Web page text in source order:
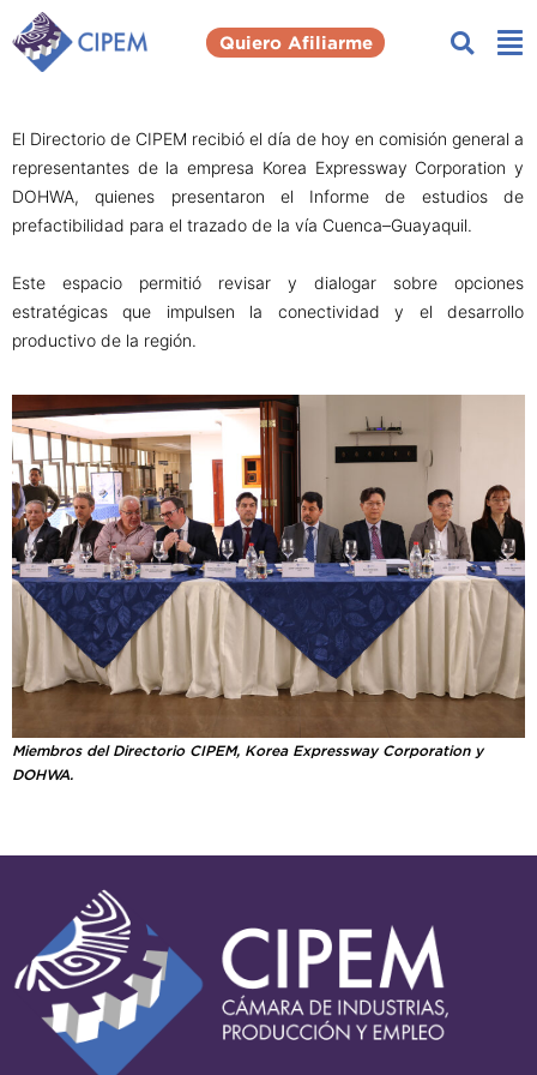
Quiero Afiliarme
El Directorio de CIPEM recibió el día de hoy en comisión general a
representantes de la empresa Korea Expressway Corporation y
DOHWA, quienes presentaron el Informe de estudios de
prefactibilidad para el trazado de la vía Cuenca–Guayaquil.
Este espacio permitió revisar y dialogar sobre opciones
estratégicas que impulsen la conectividad y el desarrollo
productivo de la región.
Miembros del Directorio CIPEM, Korea Expressway Corporation y
DOHWA.